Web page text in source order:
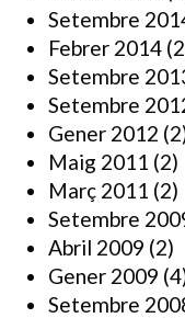
Setembre
Febrer 2014
Setembre
Setembre
Gener 2012
Maig 2011 (2)
Març 2011 (2)
Setembre
Abril 2009 (2)
Gener 2009
Setembre